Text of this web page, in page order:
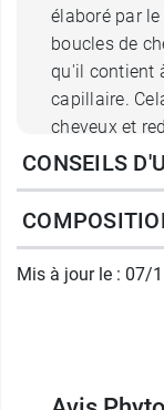
élaboré par
boucles de
qu'il contient
capillaire.
cheveux et
votre
fibre
Les
CONSEILS
Mis à jour le : 07/